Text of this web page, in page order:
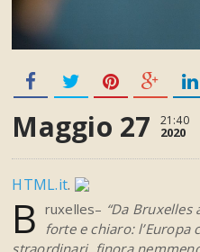
Maggio 27 21:40
2020
HTML.it.
B ruxelles– “Da Bruxelles
forte e chiaro: l’Europa